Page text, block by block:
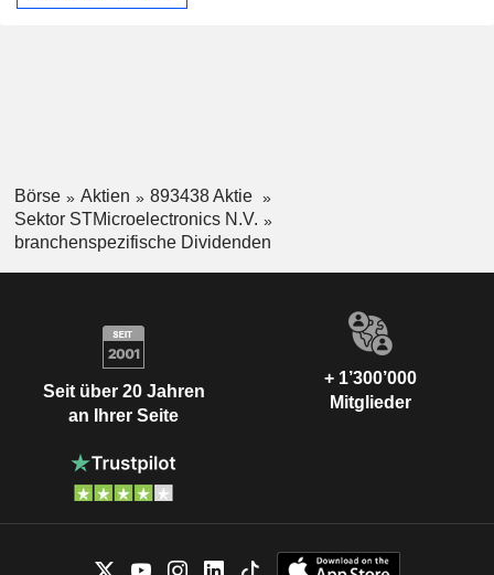
Börse Aktien
893438 Aktie
Sektor STMicroelectronics N.V.
branchenspezifische Dividenden
Seit über 20 Jahren
an Ihrer Seite
+ 1’300’000
Mitglieder